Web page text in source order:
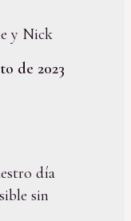
y Nick
de 2023
día
sin